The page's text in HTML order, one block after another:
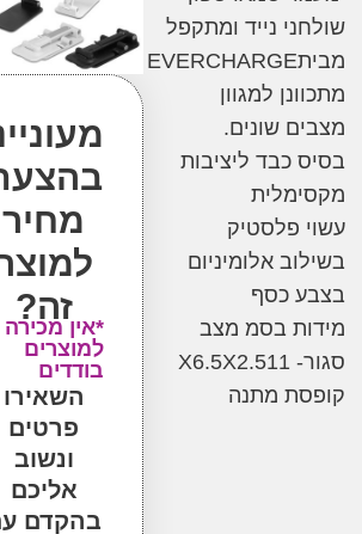
נייד ומתקפל
EVERCHARGE
למגוון
שונים.
ליציבות
פלסטיק
אלומיניום
כסף
בסמ מצב
X6.5X2.5
מתנה
מעוניינים
בהצעת
מחיר
למוצר
*אין מכירה
למוצרים
בודדים
השאירו
פרטים
אליכם
בהקדם עם